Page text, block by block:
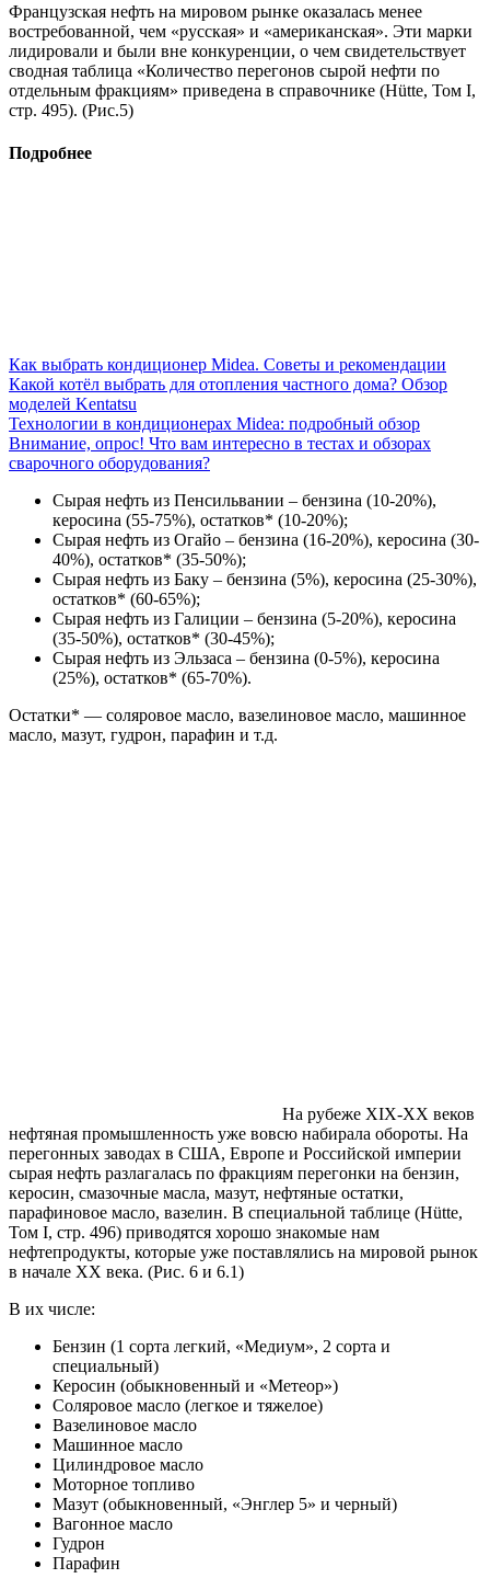
Французская нефть на мировом рынке оказалась менее
востребованной, чем «русская» и «американская». Эти марки
лидировали и были вне конкуренции, о чем свидетельствует
сводная таблица «Количество перегонов сырой нефти по
отдельным фракциям» приведена в справочнике (Hütte, Том I,
стр. 495). (Рис.5)
Подробнее
Как выбрать кондиционер Midea. Советы и рекомендации
Какой котёл выбрать для отопления частного дома? Обзор
моделей Kentatsu
Технологии в кондиционерах Midea: подробный обзор
Внимание, опрос! Что вам интересно в тестах и обзорах
сварочного оборудования?
Сырая нефть из Пенсильвании – бензина (10-20%),
керосина (55-75%), остатков* (10-20%);
Сырая нефть из Огайо – бензина (16-20%), керосина (30-
40%), остатков* (35-50%);
Сырая нефть из Баку – бензина (5%), керосина (25-30%),
остатков* (60-65%);
Сырая нефть из Галиции – бензина (5-20%), керосина
(35-50%), остатков* (30-45%);
Сырая нефть из Эльзаса – бензина (0-5%), керосина
(25%), остатков* (65-70%).
Остатки* — соляровое масло, вазелиновое масло, машинное
масло, мазут, гудрон, парафин и т.д.
На рубеже XIX-XX веков
нефтяная промышленность уже вовсю набирала обороты. На
перегонных заводах в США, Европе и Российской империи
сырая нефть разлагалась по фракциям перегонки на бензин,
керосин, смазочные масла, мазут, нефтяные остатки,
парафиновое масло, вазелин. В специальной таблице (Hütte,
Том I, стр. 496) приводятся хорошо знакомые нам
нефтепродукты, которые уже поставлялись на мировой рынок
в начале ХХ века. (Рис. 6 и 6.1)
В их числе:
Бензин (1 сорта легкий, «Медиум», 2 сорта и
специальный)
Керосин (обыкновенный и «Метеор»)
Соляровое масло (легкое и тяжелое)
Вазелиновое масло
Машинное масло
Цилиндровое масло
Моторное топливо
Мазут (обыкновенный, «Энглер 5» и черный)
Вагонное масло
Гудрон
Парафин